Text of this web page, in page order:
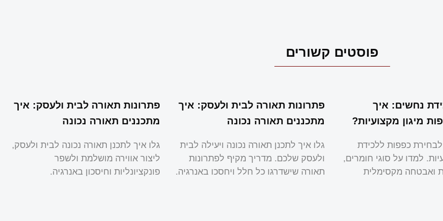
פוסטים קשורים
נחשים: איך
מיגון מקצועיות?
כפפות ללכידת
למדו על סוגי חומרים,
ואבטחה מקסימלית
פתרונות תאורה לבית ולעסק: איך
מתכננים תאורה נכונה
גלו איך לתכנן תאורה נכונה ויעילה לבית
ולעסק שלכם. מדריך מקיף לפתרונות
תאורה שישדרגו כל חלל ויחסכו באנרגיה.
פתרונות תאורה לבית ולעסק: איך
מתכננים תאורה נכונה
גלו איך לתכנן תאורה נכונה לבית ולעסק,
ליצור אווירה מושלמת ולשפר
פונקציונליות וחיסכון באנרגיה.